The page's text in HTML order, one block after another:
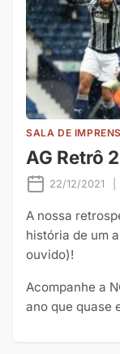
SALA DE
AG Retrô
22/12/2021
A nossa
história de um
ouvido)!
Acompanhe a
ano que quase